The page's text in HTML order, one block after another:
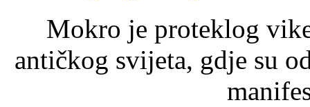
Mokro je proteklog
antičkog svijeta, gdje su